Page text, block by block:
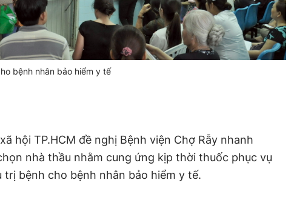
bệnh nhân bảo hiểm y tế
hội TP.HCM đề nghị Bệnh viện Chợ Rẫy nhanh
nhà thầu nhằm cung ứng kịp thời thuốc phục vụ
trị bệnh cho bệnh nhân bảo hiểm y tế.